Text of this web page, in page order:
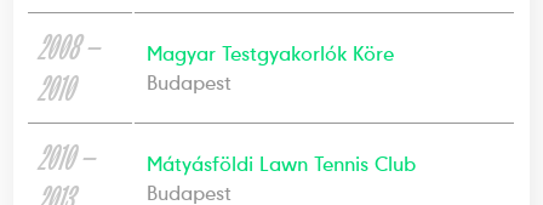
2008 —
2010
Magyar Testgyakorlók Köre
Budapest
2010 —
Mátyásföldi Lawn Tennis Club
Budapest